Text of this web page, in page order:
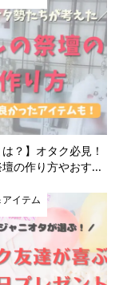
は？】オタク必見！
の作り方やおす...
イテム